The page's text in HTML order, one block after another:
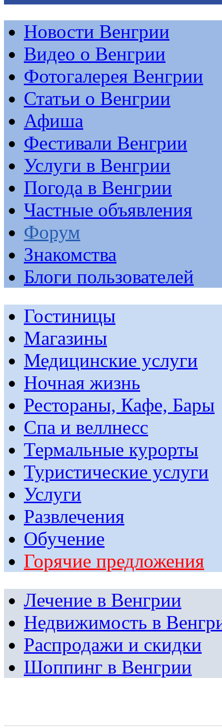
Новости Венгрии
Видео о Венгрии
Фотогалерея Венгрии
Статьи о Венгрии
Афиша
Фестивали Венгрии
Услуги в Венгрии
Погода в Венгрии
Частные объявления
Форум
Знакомства
Блоги пользователей
Гостиницы
Магазины
Медицинские услуги
Ночная жизнь
Рестораны, Кафе, Бары
Спа и веллнесс
Термальные курорты
Туристические услуги
Услуги
Развлечения
Обучение
Горячие предложения
Лечение в Венгрии
Недвижимость в
Распродажи и скидки
Шоппинг в Венгрии